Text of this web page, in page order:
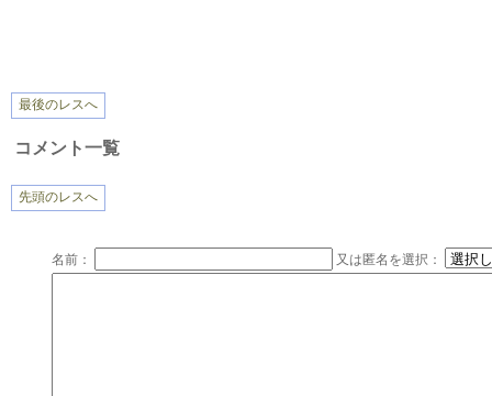
最後のレスへ
コメント一覧
先頭のレスへ
名前： 又は匿名を選択：